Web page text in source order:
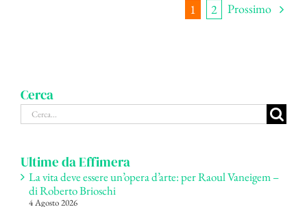
1 2 Prossimo
Cerca
Cerca
per:
Ultime da Effimera
La vita deve essere un’opera d’arte: per Raoul Vaneigem –
di Roberto Brioschi
4 Agosto 2026